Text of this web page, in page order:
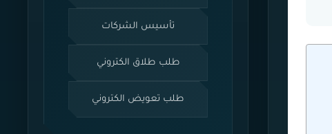
تأسيس الشركات
طلب طلاق الكتروني
طلب تعويض الكتروني